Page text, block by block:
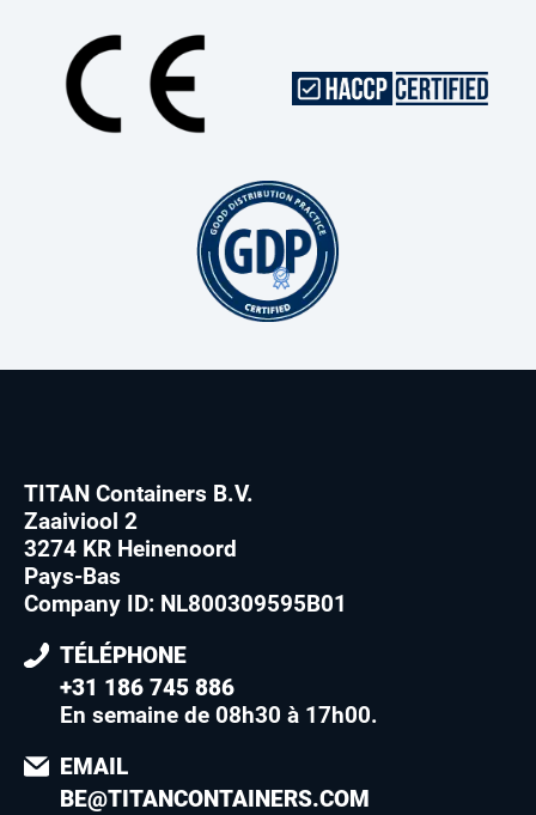
TITAN Containers B.V.
Zaaiviool 2
3274 KR Heinenoord
Pays-Bas
Company ID: NL800309595B01
TÉLÉPHONE
+31 186 745 886
En semaine de 08h30 à 17h00.
EMAIL
BE@TITANCONTAINERS.COM